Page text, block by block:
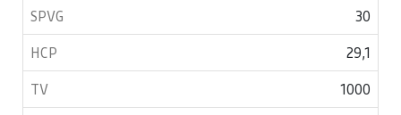
30
29,1
1000